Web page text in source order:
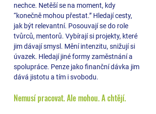
nechce. Netěší se na moment, kdy
“konečně mohou přestat.” Hledají cesty,
jak být relevantní. Posouvají se do role
tvůrců, mentorů. Vybírají si projekty, které
jim dávají smysl. Mění intenzitu, snižují si
úvazek. Hledají jiné formy zaměstnání a
spolupráce. Penze jako finanční dávka jim
dává jistotu a tím i svobodu.
Nemusí pracovat. Ale mohou. A chtějí.